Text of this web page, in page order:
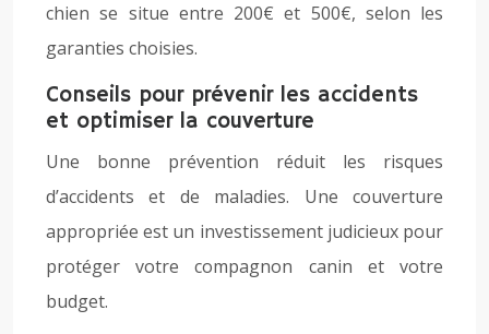
chien se situe entre 200€ et 500€, selon les
garanties choisies.
Conseils pour prévenir les accidents
et optimiser la couverture
Une bonne prévention réduit les risques
d’accidents et de maladies. Une couverture
appropriée est un investissement judicieux pour
protéger votre compagnon canin et votre
budget.